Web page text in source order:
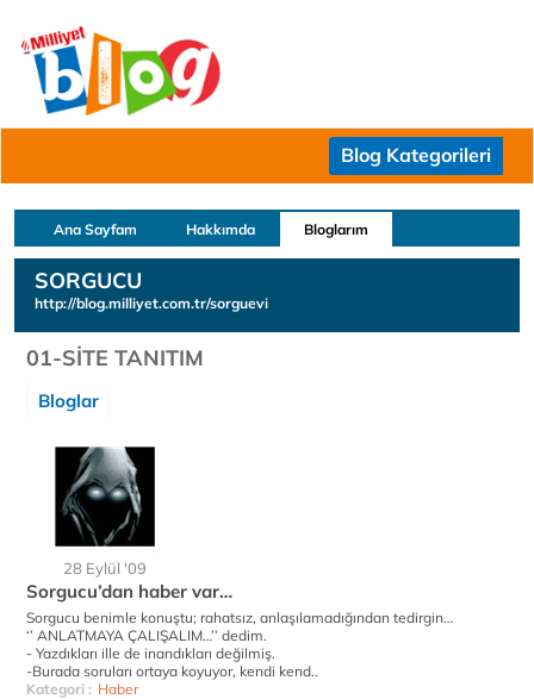
Blog Kategorileri
Ana Sayfam Hakkımda Bloglarım
SORGUCU
http://blog.milliyet.com.tr/sorguevi
01-SİTE TANITIM
Bloglar
28 Eylül '09
Sorgucu’dan haber var…
Sorgucu benimle konuştu; rahatsız, anlaşılamadığından tedirgin…
‘’ ANLATMAYA ÇALIŞALIM…’’ dedim.
- Yazdıkları ille de inandıkları değilmiş.
-Burada soruları ortaya koyuyor, kendi kend..
Kategori : Haber